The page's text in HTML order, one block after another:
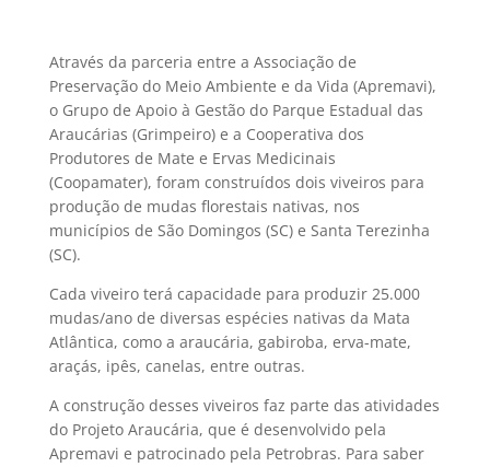
Através da parceria entre a Associação de
Preservação do Meio Ambiente e da Vida (Apremavi),
o Grupo de Apoio à Gestão do Parque Estadual das
Araucárias (Grimpeiro) e a Cooperativa dos
Produtores de Mate e Ervas Medicinais
(Coopamater), foram construídos dois viveiros para
produção de mudas florestais nativas, nos
municípios de São Domingos (SC) e Santa Terezinha
(SC).
Cada viveiro terá capacidade para produzir 25.000
mudas/ano de diversas espécies nativas da Mata
Atlântica, como a araucária, gabiroba, erva-mate,
araçás, ipês, canelas, entre outras.
A construção desses viveiros faz parte das atividades
do Projeto Araucária, que é desenvolvido pela
Apremavi e patrocinado pela Petrobras. Para saber